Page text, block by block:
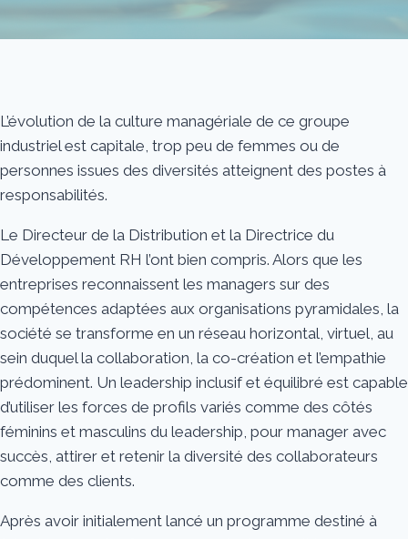
L’évolution de la culture managériale de ce groupe
industriel est capitale, trop peu de femmes ou de
personnes issues des diversités atteignent des postes à
responsabilités.
Le Directeur de la Distribution et la Directrice du
Développement RH l’ont bien compris. Alors que les
entreprises reconnaissent les managers sur des
compétences adaptées aux organisations pyramidales, la
société se transforme en un réseau horizontal, virtuel, au
sein duquel la collaboration, la co-création et l’empathie
prédominent. Un leadership inclusif et équilibré est capable
d’utiliser les forces de profils variés comme des côtés
féminins et masculins du leadership, pour manager avec
succès, attirer et retenir la diversité des collaborateurs
comme des clients.
Après avoir initialement lancé un programme destiné à